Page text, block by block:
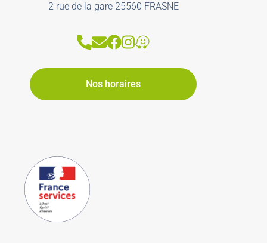
2 rue de la gare 25560 FRASNE
Nos horaires